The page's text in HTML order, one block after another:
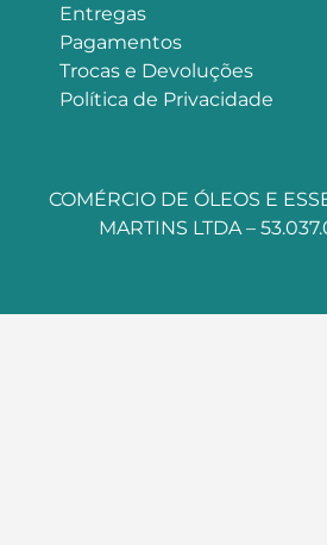
Entregas
Pagamentos
Trocas e Devoluções
Política de Privacidade
COMÉRCIO DE ÓLEOS E
MARTINS LTDA –